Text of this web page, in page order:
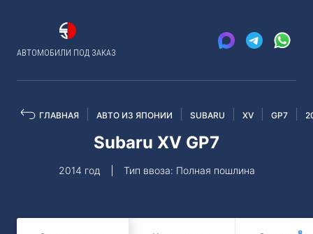
АВТОМОБИЛИ ПОД ЗАКАЗ
ГЛАВНАЯ АВТО ИЗ ЯПОНИИ SUBARU XV GP7
Subaru XV GP7
2014 год Тип ввоза: Полная пошлина